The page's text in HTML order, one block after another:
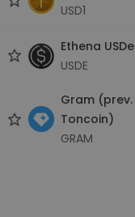
USD1
Ethena USDe
USDE
Gram (prev.
Toncoin)
GRAM